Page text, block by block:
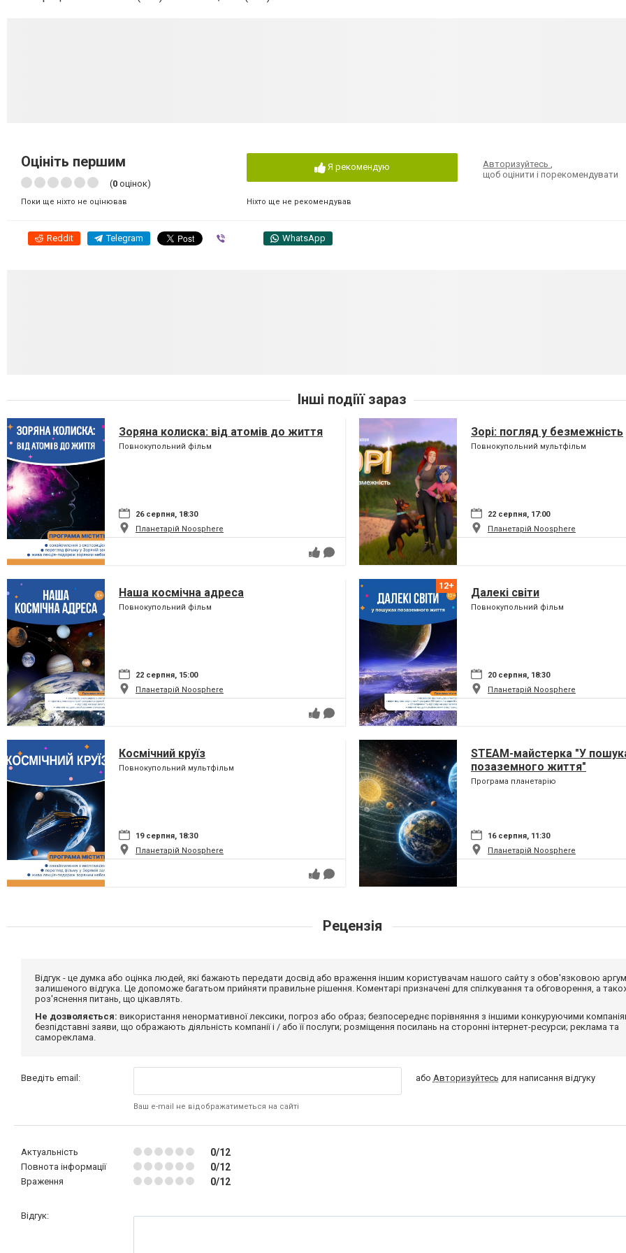
Оцініть першим
(0 оцінок)
Поки ще ніхто не оцінював
Я рекомендую
Ніхто ще не рекомендував
Авторизуйтесь,
щоб оцінити і порекомендувати
Reddit Telegram WhatsApp
Інші подіїї зараз
Зоряна колиска: від атомів до життя
Повнокупольний фільм
26 серпня, 18:30
Планетарій Noosphere
Зорі: погляд у безмежність
Повнокупольний мультфільм
22 серпня, 17:00
Планетарій Noosphere
Наша космічна адреса
Повнокупольний фільм
22 серпня, 15:00
Планетарій Noosphere
Далекі світи
Повнокупольний фільм
20 серпня, 18:30
Планетарій Noosphere
Космічний круїз
Повнокупольний мультфільм
19 серпня, 18:30
Планетарій Noosphere
STEAM-майстерка "У
позаземного життя"
Програма планетарію
16 серпня, 11:30
Планетарій Noosphere
Рецензія
Відгук - це думка або оцінка людей, які бажають передати досвід або враження іншим користувачам нашого сайту з обов'язковою
залишеного відгука. Це допоможе багатьом прийняти правильне рішення. Коментарі призначені для спілкування та обговорення, а
роз'яснення питань, що цікавлять.
Не дозволяється: використання ненормативної лексики, погроз або образ; безпосереднє порівняння з іншими конкуруючими
безпідставні заяви, що ображають діяльність компанії і / або її послуги; розміщення посилань на сторонні інтернет-ресурси; реклама та
самореклама.
Введіть email:
Ваш e-mail не відображатиметься на сайті
або Авторизуйтесь для написання відгуку
Актуальність 0/12
Повнота інформації 0/12
Враження 0/12
Відгук: